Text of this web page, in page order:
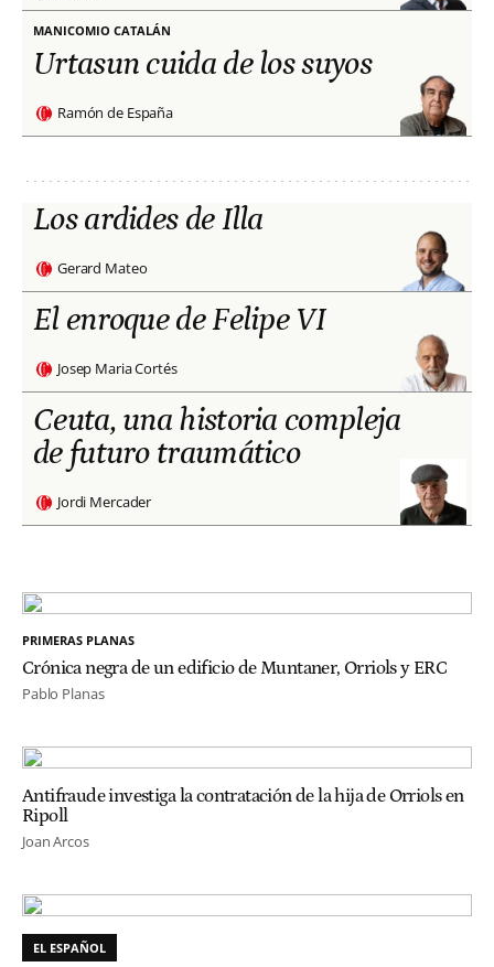
MANICOMIO CATALÁN
Urtasun cuida de los suyos
Ramón de España
Los ardides de Illa
Gerard Mateo
El enroque de Felipe VI
Josep Maria Cortés
Ceuta, una historia compleja
de futuro traumático
Jordi Mercader
PRIMERAS PLANAS
Crónica negra de un edificio de Muntaner, Orriols y ERC
Pablo Planas
Antifraude investiga la contratación de la hija de Orriols en
Ripoll
Joan Arcos
EL ESPAÑOL